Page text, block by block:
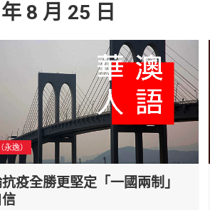
8 月 25 日
逸）
疫全勝更堅定「一國兩制」